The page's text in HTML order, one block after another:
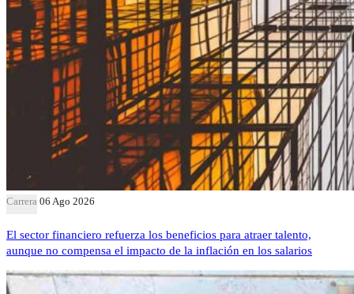
Carrera 06 Ago 2026
El sector financiero refuerza los beneficios para atraer talento,
aunque no compensa el impacto de la inflación en los salarios